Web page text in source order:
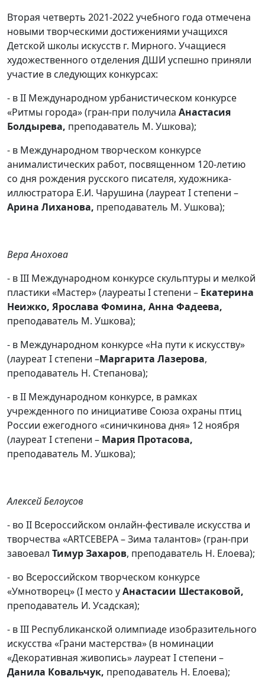
Вторая четверть 2021-2022 учебного года отмечена
новыми творческими достижениями учащихся
Детской школы искусств г. Мирного. Учащиеся
художественного отделения ДШИ успешно приняли
участие в следующих конкурсах:
- в II Международном урбанистическом конкурсе
«Ритмы города» (гран-при получила Анастасия
Болдырева, преподаватель М. Ушкова);
- в Международном творческом конкурсе
анималистических работ, посвященном 120-летию
со дня рождения русского писателя, художника-
иллюстратора Е.И. Чарушина (лауреат I степени –
Арина Лиханова, преподаватель М. Ушкова);
Вера Анохова
- в III Международном конкурсе скульптуры и мелкой
пластики «Мастер» (лауреаты I степени – Екатерина
Неижко, Ярослава Фомина, Анна Фадеева,
преподаватель М. Ушкова);
- в Международном конкурсе «На пути к искусству»
(лауреат I степени –Маргарита Лазерова,
преподаватель Н. Степанова);
- в II Международном конкурсе, в рамках
учрежденного по инициативе Союза охраны птиц
России ежегодного «синичкинова дня» 12 ноября
(лауреат I степени – Мария Протасова,
преподаватель М. Ушкова);
Алексей Белоусов
- во II Всероссийском онлайн-фестивале искусства и
творчества «ARTСЕВЕРА – Зима талантов» (гран-при
завоевал Тимур Захаров, преподаватель Н. Елоева);
- во Всероссийском творческом конкурсе
«Умнотворец» (I место уАнастасии Шестаковой,
преподаватель И. Усадская);
- в III Республиканской олимпиаде изобразительного
искусства «Грани мастерства» (в номинации
«Декоративная живопись» лауреат I степени –
Данила Ковальчук, преподаватель Н. Елоева);